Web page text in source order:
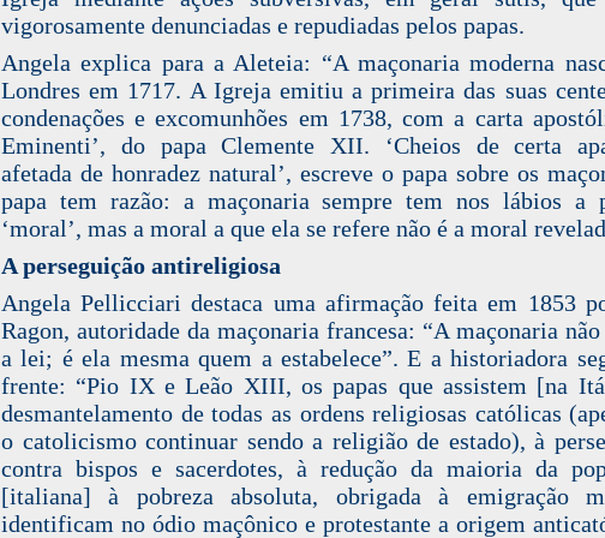
vigorosamente denunciadas e repudiadas pelos papas.
Angela explica para a Aleteia: “A maçonaria moderna
Londres em 1717. A Igreja emitiu a primeira das suas
condenações e excomunhões em 1738, com a carta
Eminenti’, do papa Clemente XII. ‘Cheios de certa
afetada de honradez natural’, escreve o papa sobre os
papa tem razão: a maçonaria sempre tem nos lábios a
‘moral’, mas a moral a que ela se refere não é a moral
A perseguição antireligiosa
Angela Pellicciari destaca uma afirmação feita em 1853
Ragon, autoridade da maçonaria francesa: “A maçonaria não
a lei; é ela mesma quem a estabelece”. E a historiadora
frente: “Pio IX e Leão XIII, os papas que assistem [na
desmantelamento de todas as ordens religiosas católicas
o catolicismo continuar sendo a religião de estado), à
contra bispos e sacerdotes, à redução da maioria da
[italiana] à pobreza absoluta, obrigada à emigração
identificam no ódio maçônico e protestante a origem